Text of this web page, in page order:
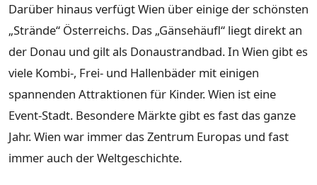
Darüber hinaus verfügt Wien über einige der schönsten
„Strände“ Österreichs. Das „Gänsehäufl“ liegt direkt an
der Donau und gilt als Donaustrandbad. In Wien gibt es
viele Kombi-, Frei- und Hallenbäder mit einigen
spannenden Attraktionen für Kinder. Wien ist eine
Event-Stadt. Besondere Märkte gibt es fast das ganze
Jahr. Wien war immer das Zentrum Europas und fast
immer auch der Weltgeschichte.